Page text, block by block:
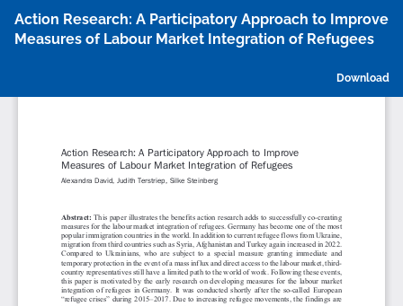
Return
Article
Action Research: A Participatory Approach to Improve
Measures of Labour Market Integration of Refugees
Download